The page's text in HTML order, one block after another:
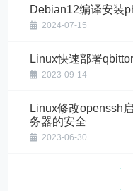
Debian12编译安装
2024-07-15
Linux快速部署
2023-09-14
Linux修改openssh
务器的安全
2023-06-30